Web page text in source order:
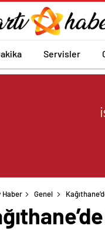
Servisler
Haber Genel